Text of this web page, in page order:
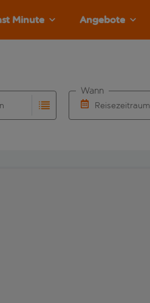
Minute Angebote
Wann